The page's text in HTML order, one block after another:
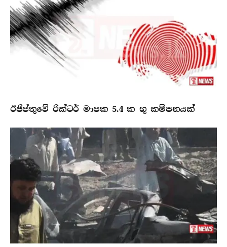
ඊජිප්තුවේ රික්ටර් මාපක 5.4 ක භූ කම්පනයක්